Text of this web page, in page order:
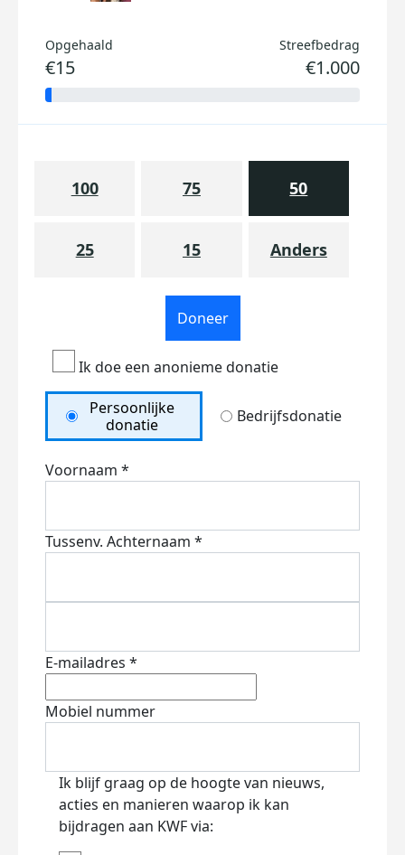
Opgehaald
€15
Streefbedrag
€1.000
100 75 50
25 15 Anders
Doneer
Ik doe een anonieme donatie
Persoonlijke
donatie
Bedrijfsdonatie
Voornaam *
Tussenv. Achternaam *
E-mailadres *
Mobiel nummer
Ik blijf graag op de hoogte van nieuws,
acties en manieren waarop ik kan
bijdragen aan KWF via: